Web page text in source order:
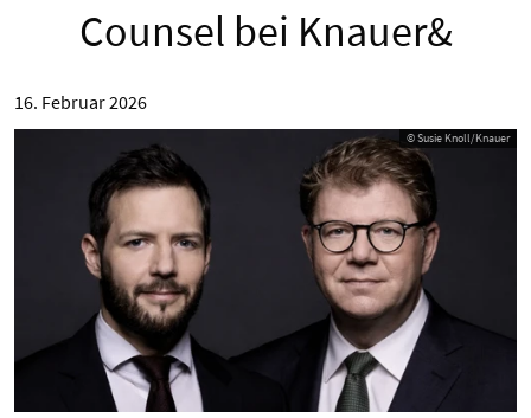
Counsel bei Knauer&
16. Februar 2026
© Susie Knoll/Knauer